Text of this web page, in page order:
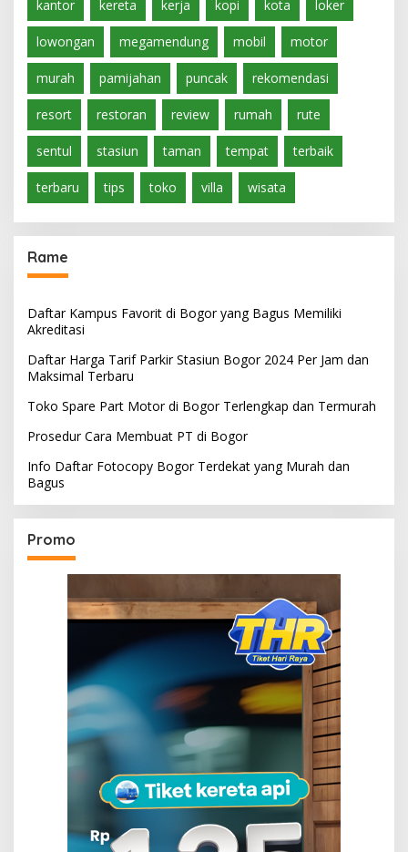
kantor kereta kerja kopi kota loker
lowongan megamendung mobil motor
murah pamijahan puncak rekomendasi
resort restoran review rumah rute
sentul stasiun taman tempat terbaik
terbaru tips toko villa wisata
Rame
Daftar Kampus Favorit di Bogor yang Bagus Memiliki
Akreditasi
Daftar Harga Tarif Parkir Stasiun Bogor 2024 Per Jam dan
Maksimal Terbaru
Toko Spare Part Motor di Bogor Terlengkap dan Termurah
Prosedur Cara Membuat PT di Bogor
Info Daftar Fotocopy Bogor Terdekat yang Murah dan
Bagus
Promo